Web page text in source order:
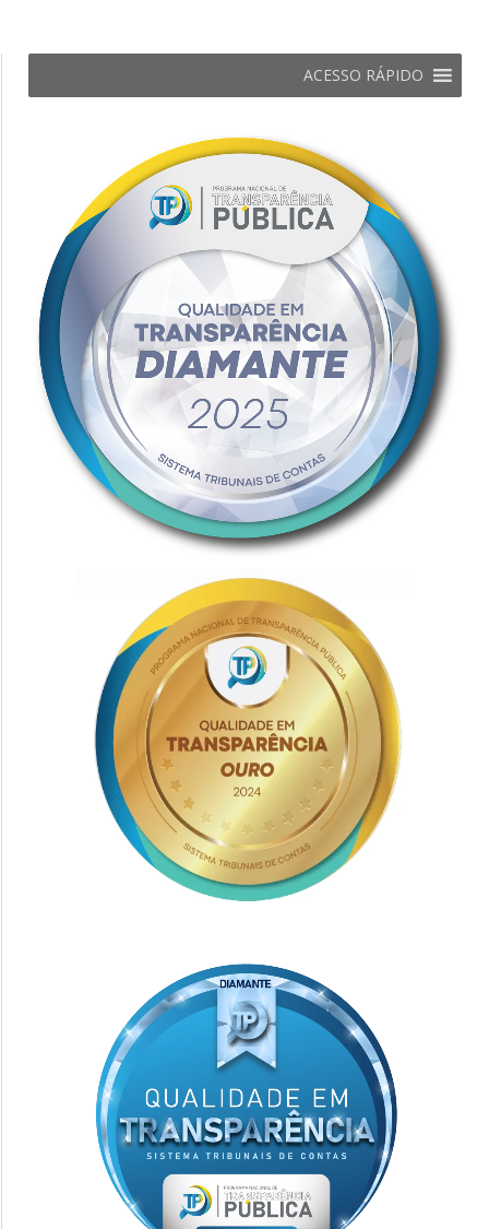
ACESSO RÁPIDO